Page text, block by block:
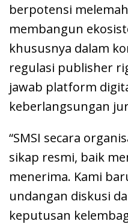
berpotensi
membangun
khususnya dalam
regulasi publisher
jawab platform
keberlangsungan
“SMSI secara
sikap resmi, baik
menerima. Kami
undangan diskusi
keputusan